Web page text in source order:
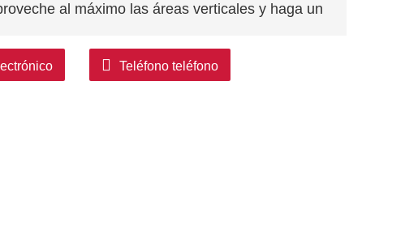
al máximo las áreas verticales y haga un
Teléfono teléfono